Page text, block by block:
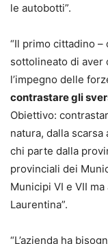
le autobotti”.
“Il primo cittadino –
sottolineato di aver
l’impegno delle
contrastare gli
Obiettivo:
natura, dalla
chi parte dalla
provinciali dei
Municipi VI e VII
Laurentina”.
“L’azienda ha